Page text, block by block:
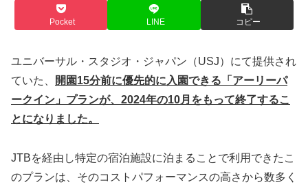
Pocket LINE コピー
ユニバーサル・スタジオ・ジャパン（USJ）にて提供され
ていた、
開園15分前に優先的に入園できる「アーリーパ
ークイン」プランが、2024年の10月をもって終了するこ
とになりました。
JTBを経由し特定の宿泊施設に泊まることで利用できたこ
のプランは、そのコストパフォーマンスの高さから数多く